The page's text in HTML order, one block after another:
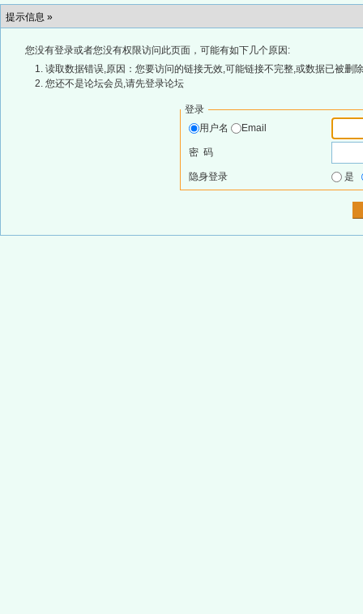
提示信息 »
您没有登录或者您没有权限访问此页面，可能有如下几个原因:
读取数据错误,原因：您要访问的链接无效,可能链接不完整,或数据已被删
您还不是论坛会员,请先登录论坛
登录
用户名
Email
密 码
隐身登录 是